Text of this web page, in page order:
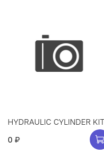
HYDRAULIC CYLINDER KIT
0 ₽